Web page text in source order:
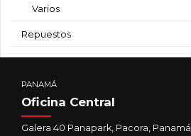
Varios
Repuestos
PANAMÁ
Oficina Central
Galera 40 Panapark, Pacora, Panamá